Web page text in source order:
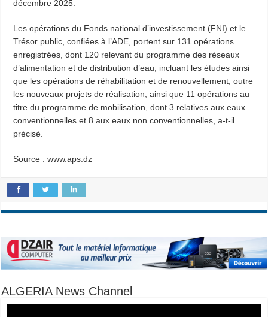
décembre 2025.
Les opérations du Fonds national d’investissement (FNI) et le
Trésor public, confiées à l’ADE, portent sur 131 opérations
enregistrées, dont 120 relevant du programme des réseaux
d’alimentation et de distribution d’eau, incluant les études ainsi
que les opérations de réhabilitation et de renouvellement, outre
les nouveaux projets de réalisation, ainsi que 11 opérations au
titre du programme de mobilisation, dont 3 relatives aux eaux
conventionnelles et 8 aux eaux non conventionnelles, a-t-il
précisé.
Source : www.aps.dz
ALGERIA News Channel